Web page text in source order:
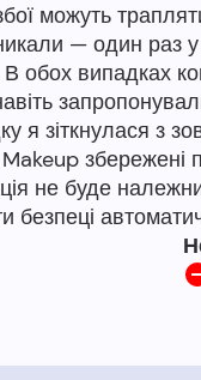
можуть
— один раз
В обох випадках
я зіткнулася з
збережені
не буде